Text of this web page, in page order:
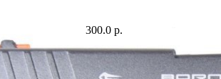
300.0 р.